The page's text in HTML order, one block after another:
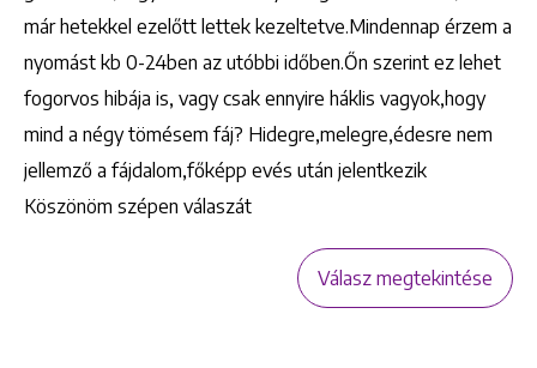
már hetekkel ezelőtt lettek kezeltetve.Mindennap érzem a
nyomást kb 0-24ben az utóbbi időben.Őn szerint ez lehet
fogorvos hibája is, vagy csak ennyire háklis vagyok,hogy
mind a négy tömésem fáj? Hidegre,melegre,édesre nem
jellemző a fájdalom,főképp evés után jelentkezik
Köszönöm szépen válaszát
Válasz megtekintése